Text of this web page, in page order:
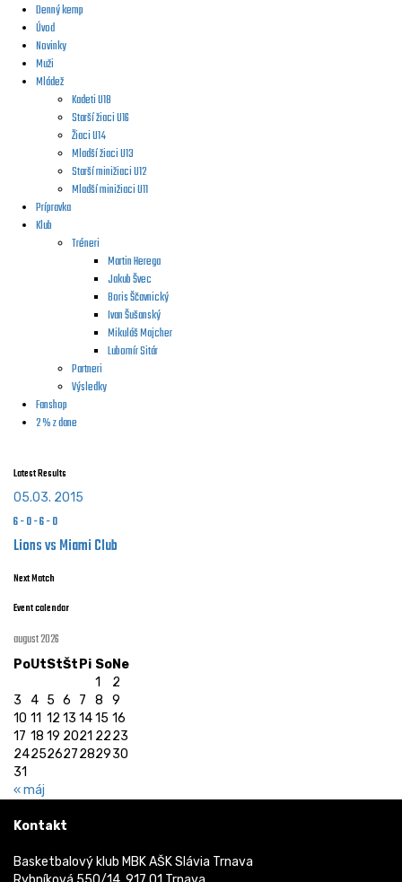
Denný kemp
Úvod
Novinky
Muži
Mládež
Kadeti U18
Starší žiaci U16
Žiaci U14
Mladší žiaci U13
Starší minižiaci U12
Mladší minižiaci U11
Prípravka
Klub
Tréneri
Martin Herega
Jakub Švec
Boris Ščavnický
Ivan Šušanský
Mikuláš Majcher
Lubomír Sitár
Partneri
Výsledky
Fanshop
2 % z dane
Latest Results
05.03. 2015
6-0-6-0
Lions vs Miami Club
Next Match
Event calendar
august 2026
PoUtStŠt Pi SoNe
« máj
1
2
3
4 5 6 7 8
9
10 11 12 13 1415 16
17 18 19 2021 2223
24252627282930
31
Kontakt
Basketbalový klub MBK AŠK Slávia Trnava